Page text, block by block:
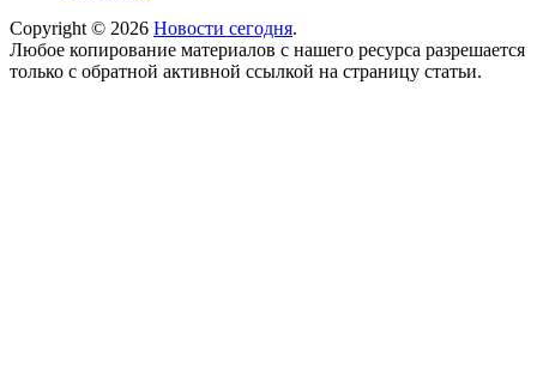
Copyright © 2026 Новости сегодня.
Любое копирование материалов с нашего ресурса разрешается
только с обратной активной ссылкой на страницу статьи.